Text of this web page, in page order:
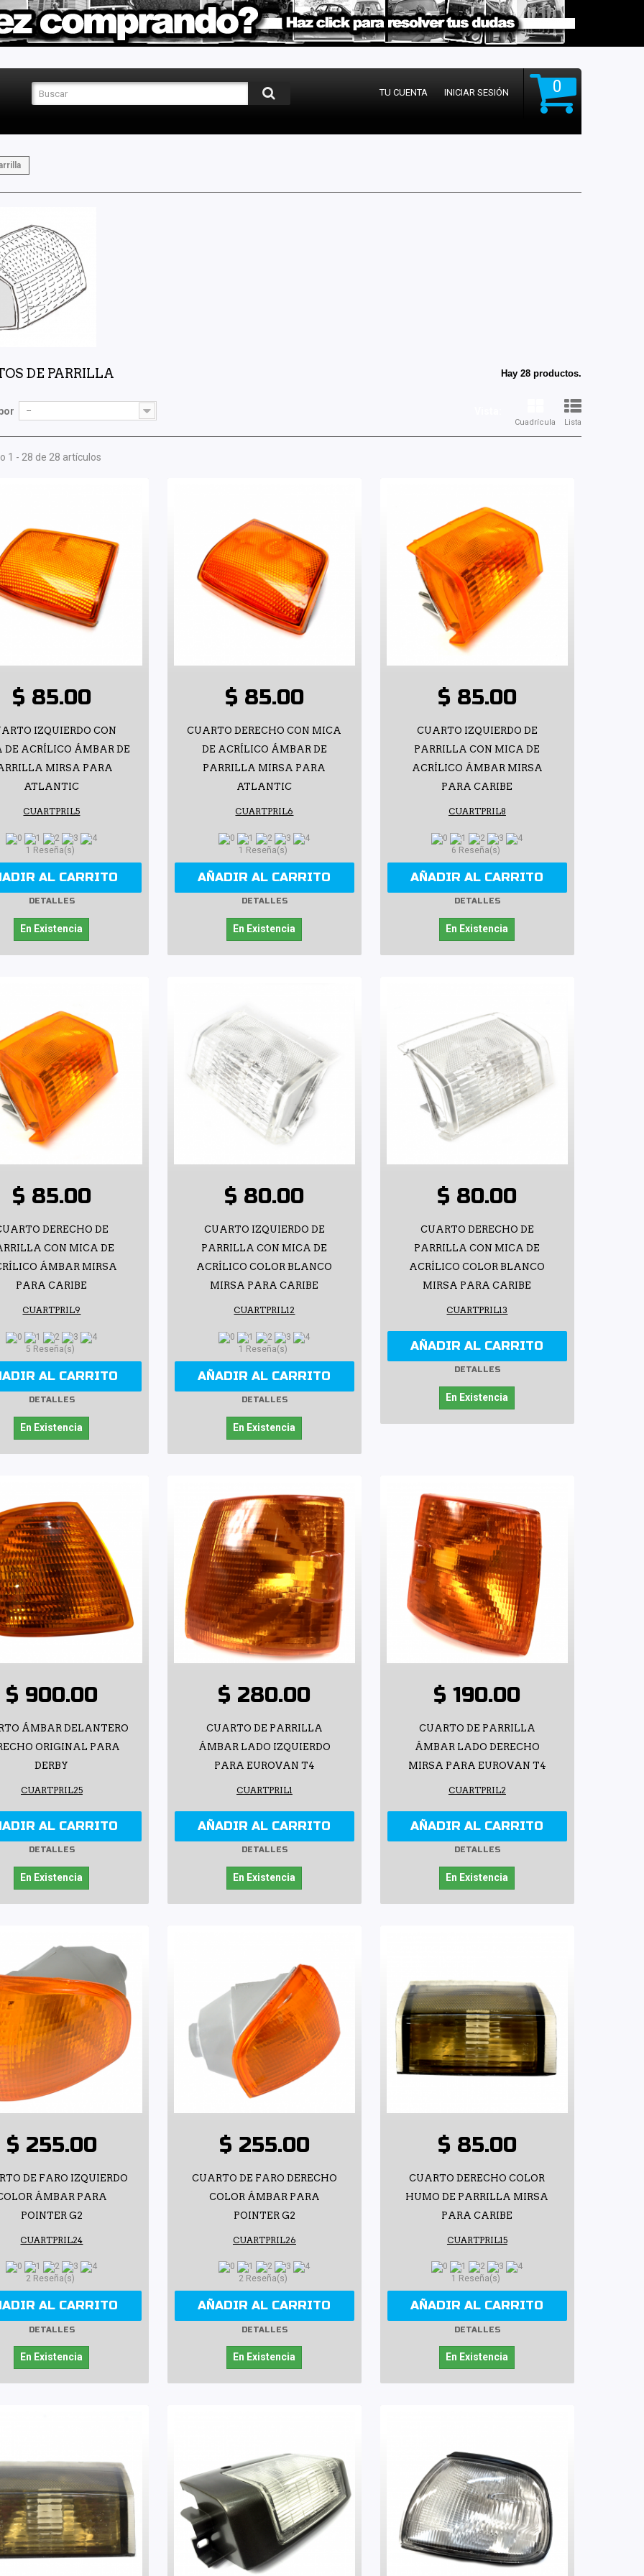
0
TU CUENTA INICIAR SESIÓN
DE PARRILLA Hay 28 productos.
Cuadrícula Lista
--
1 - 28 de 28 artículos
$ 85.00
IZQUIERDO CON
DE ACRÍLICO ÁMBAR DE
MIRSA PARA
ATLANTIC
CUARTPRIL5
1 Reseña(s)
AL CARRITO
DETALLES
En Existencia
$ 85.00
CUARTO DERECHO CON MICA
DE ACRÍLICO ÁMBAR DE
PARRILLA MIRSA PARA
ATLANTIC
CUARTPRIL6
1 Reseña(s)
AÑADIR AL CARRITO
DETALLES
En Existencia
$ 85.00
CUARTO IZQUIERDO DE
PARRILLA CON MICA DE
ACRÍLICO ÁMBAR MIRSA
PARA CARIBE
CUARTPRIL8
6 Reseña(s)
AÑADIR AL CARRITO
DETALLES
En Existencia
$ 85.00
DERECHO DE
CON MICA DE
ÁMBAR MIRSA
PARA CARIBE
CUARTPRIL9
5 Reseña(s)
AL CARRITO
DETALLES
En Existencia
$ 80.00
CUARTO IZQUIERDO DE
PARRILLA CON MICA DE
ACRÍLICO COLOR BLANCO
MIRSA PARA CARIBE
CUARTPRIL12
1 Reseña(s)
AÑADIR AL CARRITO
DETALLES
En Existencia
$ 80.00
CUARTO DERECHO DE
PARRILLA CON MICA DE
ACRÍLICO COLOR BLANCO
MIRSA PARA CARIBE
CUARTPRIL13
AÑADIR AL CARRITO
DETALLES
En Existencia
$ 900.00
ÁMBAR DELANTERO
ORIGINAL PARA
DERBY
CUARTPRIL25
AL CARRITO
DETALLES
En Existencia
$ 280.00
CUARTO DE PARRILLA
ÁMBAR LADO IZQUIERDO
PARA EUROVAN T4
CUARTPRIL1
AÑADIR AL CARRITO
DETALLES
En Existencia
$ 190.00
CUARTO DE PARRILLA
ÁMBAR LADO DERECHO
MIRSA PARA EUROVAN T4
CUARTPRIL2
AÑADIR AL CARRITO
DETALLES
En Existencia
$ 255.00
DE FARO IZQUIERDO
ÁMBAR PARA
POINTER G2
CUARTPRIL24
2 Reseña(s)
AL CARRITO
DETALLES
En Existencia
$ 255.00
CUARTO DE FARO DERECHO
COLOR ÁMBAR PARA
POINTER G2
CUARTPRIL26
2 Reseña(s)
AÑADIR AL CARRITO
DETALLES
En Existencia
$ 85.00
CUARTO DERECHO COLOR
HUMO DE PARRILLA MIRSA
PARA CARIBE
CUARTPRIL15
1 Reseña(s)
AÑADIR AL CARRITO
DETALLES
En Existencia